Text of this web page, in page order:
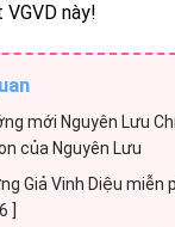
VGVD này!
mới Nguyên Lưu
của Nguyên Lưu
Giả Vinh Diệu miễn
]